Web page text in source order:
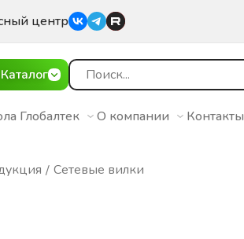
центр
Каталог
Глобалтек О компании Контакты
Сетевые вилки